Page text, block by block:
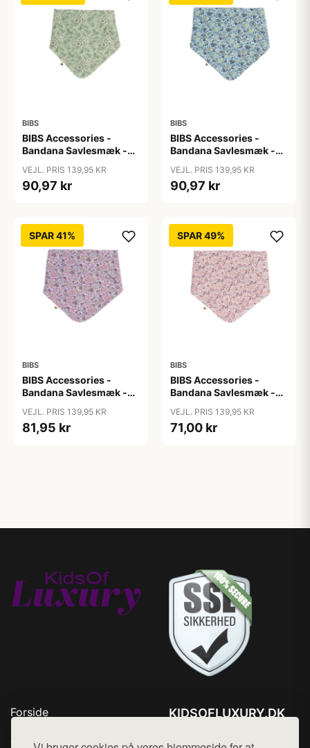
BIBS
BIBS Accessories -
Bandana Savlesmæk -
VEJL. PRIS 139,95 KR
90,97 kr
BIBS
BIBS Accessories -
Bandana Savlesmæk -
Lawn/Baby Blue
VEJL. PRIS 139,95 KR
90,97 kr
SPAR 41%
BIBS
BIBS Accessories -
Bandana Savlesmæk -
Lawn/Violet Sky
VEJL. PRIS 139,95 KR
81,95 kr
SPAR 49%
BIBS
BIBS Accessories -
Bandana Savlesmæk -
VEJL. PRIS 139,95 KR
71,00 kr
Forside
KIDSOFLUXURY.DK